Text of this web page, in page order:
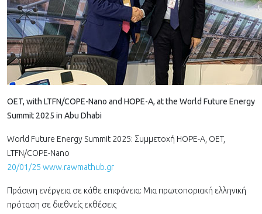
OET, with LTFN/COPE-Nano and HOPE-A, at the World Future Energy
Summit 2025 in Abu Dhabi
World Future Energy Summit 2025: Συμμετοχή HOPE-A, OET,
LTFN/COPE-Nano
20/01/25 www.rawmathub.gr
Πράσινη ενέργεια σε κάθε επιφάνεια: Μια πρωτοποριακή ελληνική
πρόταση σε διεθνείς εκθέσεις